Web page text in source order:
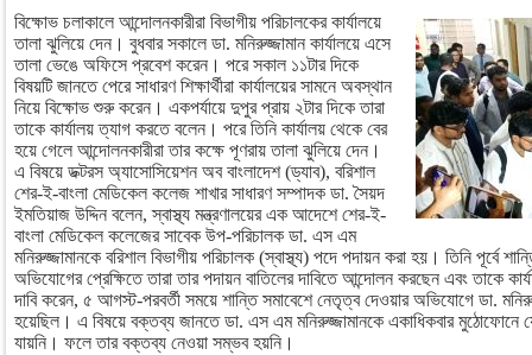
বিক্ষোভ চলাকালে আন্দোলনকারীরা বিভাগীয় পরিচালকের কার্যালয়ে
তালা ঝুলিয়ে দেন। বুধবার সকালে ডা. মনিরুজ্জামান কার্যালয়ে এসে
তালা ভেঙে অফিসে প্রবেশ করেন। পরে সকাল ১১টার দিকে
বিষয়টি জানতে পেরে সাধারণ শিক্ষার্থীরা কার্যালয়ের সামনে অবস্থান
নিয়ে বিক্ষোভ শুরু করেন। একপর্যায়ে দুপুর প্রায় ২টার দিকে তারা
তাকে কার্যালয় ত্যাগ করতে বলেন। পরে তিনি কার্যালয় থেকে বের
হয়ে গেলে আন্দোলনকারীরা তার কক্ষে পূণরায় তালা ঝুলিয়ে দেন।
এ বিষয়ে ডক্টরস অ্যাসোসিয়েশন অব বাংলাদেশ (ড্যাব), বরিশাল
শের-ই-বাংলা মেডিকেল কলেজ শাখার সাধারণ সম্পাদক ডা. সৈয়দ
ইমতিয়াজ উদ্দিন বলেন, স্বাস্থ্য মন্ত্রণালয়ের এক আদেশে শের-ই-
বাংলা মেডিকেল কলেজের সাবেক উপ-পরিচালক ডা. এস এম
মনিরুজ্জামানকে বরিশাল বিভাগীয় পরিচালক (স্বাস্থ্য) পদে পদায়ন করা হয়। তিনি পূর্বে
অভিযোগের প্রেক্ষিতে তারা তার পদায়ন বাতিলের দাবিতে আন্দোলন করছেন এবং তাকে
দাবি করেন, ৫ আগস্ট-পরবর্তী সময়ে শান্তি সমাবেশে নেতৃত্ব দেওয়ার অভিযোগে ডা.
হয়েছিল। এ বিষয়ে বক্তব্য জানতে ডা. এস এম মনিরুজ্জামানকে একাধিকবার মুঠোফোনে
যায়নি। ফলে তার বক্তব্য নেওয়া সম্ভব হয়নি।